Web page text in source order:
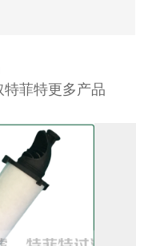
菲特更多产品